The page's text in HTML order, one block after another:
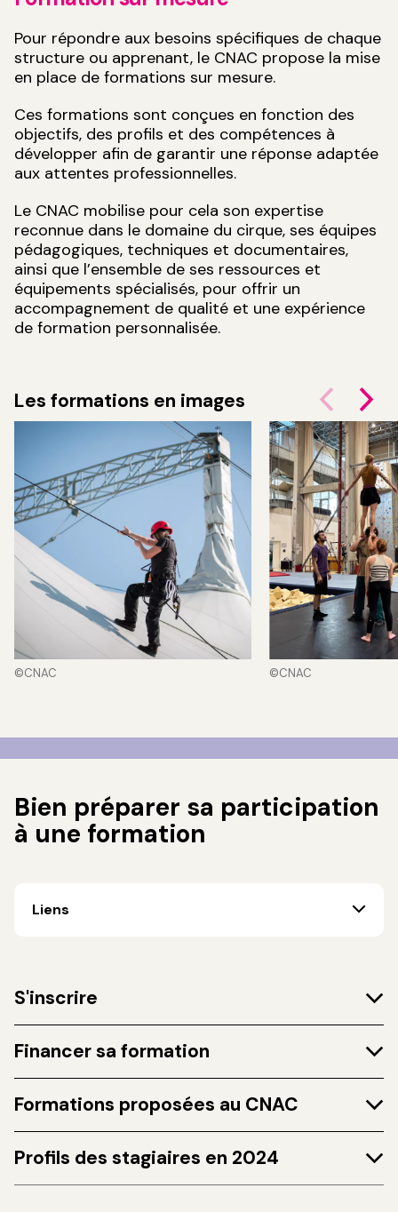
Pour répondre aux besoins spécifiques de chaque
structure ou apprenant, le CNAC propose la mise
en place de formations sur mesure.
Ces formations sont conçues en fonction des
objectifs, des profils et des compétences à
développer afin de garantir une réponse adaptée
aux attentes professionnelles.
Le CNAC mobilise pour cela son expertise
reconnue dans le domaine du cirque, ses équipes
pédagogiques, techniques et documentaires,
ainsi que l’ensemble de ses ressources et
équipements spécialisés, pour offrir un
accompagnement de qualité et une expérience
de formation personnalisée.
Les formations en images
©CNAC ©CNAC
Bien préparer sa participation
à une formation
Liens
S'inscrire
Financer sa formation
Formations proposées au CNAC
Profils des stagiaires en 2024